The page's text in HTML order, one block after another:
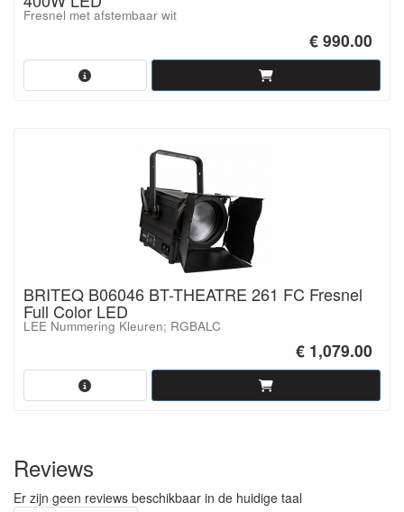
Fresnel met afstembaar wit
€ 990.00
BRITEQ B06046 BT-THEATRE 261 FC Fresnel
Full Color LED
LEE Nummering Kleuren; RGBALC
€ 1,079.00
Reviews
Er zijn geen reviews beschikbaar in de huidige taal